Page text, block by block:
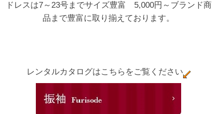
ドレスは7～23号までサイズ豊富 5,000円～ブランド商
品まで豊富に取り揃えております。
レンタルカタログはこちらをご覧ください